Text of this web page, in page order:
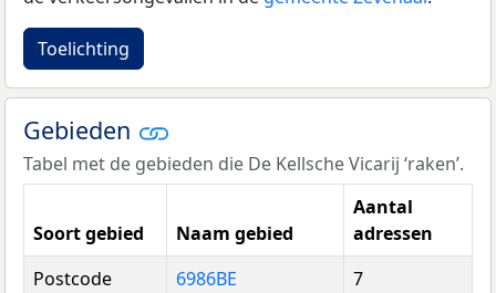
Toelichting
Gebieden
Tabel met de gebieden die De Kellsche Vicarij ‘raken’.
Soort gebied Naam gebied
Aantal
adressen
Postcode
6986BE
7